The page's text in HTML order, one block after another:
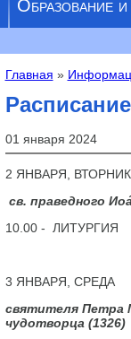
Образование
Вы здесь
Главная »
01 января 2024
2 ЯНВАРЯ, ВТОРНИК
св. праведного
10.00 - ЛИТУРГИЯ
3 ЯНВАРЯ, СРЕДА
святителя Петра
чудотворца (1326)